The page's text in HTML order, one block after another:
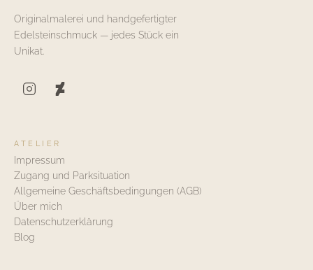
Originalmalerei und handgefertigter
Edelsteinschmuck — jedes Stück ein
Unikat.
ATELIER
Impressum
Zugang und Parksituation
Allgemeine Geschäftsbedingungen (AGB)
Über mich
Datenschutzerklärung
Blog